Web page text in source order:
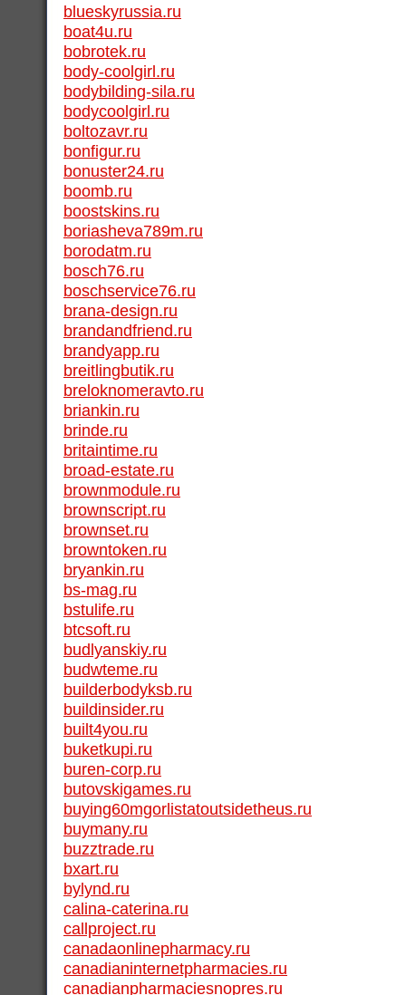
blueskyrussia.ru
boat4u.ru
bobrotek.ru
body-coolgirl.ru
bodybilding-sila.ru
bodycoolgirl.ru
boltozavr.ru
bonfigur.ru
bonuster24.ru
boomb.ru
boostskins.ru
boriasheva789m.ru
borodatm.ru
bosch76.ru
boschservice76.ru
brana-design.ru
brandandfriend.ru
brandyapp.ru
breitlingbutik.ru
breloknomeravto.ru
briankin.ru
brinde.ru
britaintime.ru
broad-estate.ru
brownmodule.ru
brownscript.ru
brownset.ru
browntoken.ru
bryankin.ru
bs-mag.ru
bstulife.ru
btcsoft.ru
budlyanskiy.ru
budwteme.ru
builderbodyksb.ru
buildinsider.ru
built4you.ru
buketkupi.ru
buren-corp.ru
butovskigames.ru
buying60mgorlistatoutsidetheus.ru
buymany.ru
buzztrade.ru
bxart.ru
bylynd.ru
calina-caterina.ru
callproject.ru
canadaonlinepharmacy.ru
canadianinternetpharmacies.ru
canadianpharmaciesnopres.ru